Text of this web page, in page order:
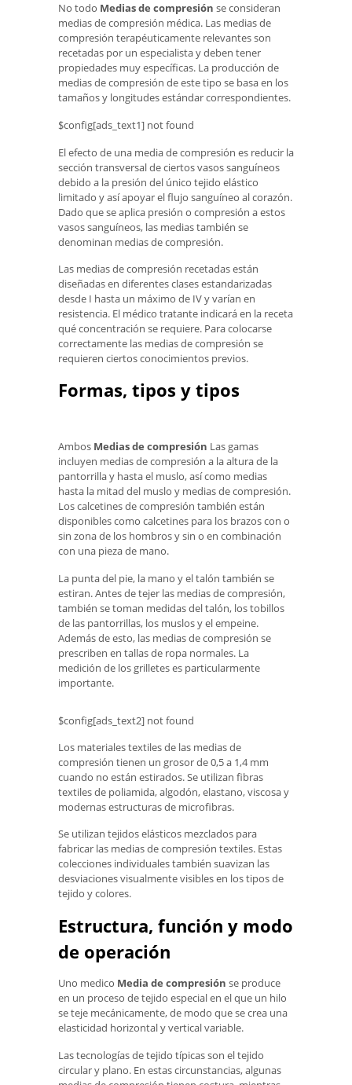
No todo Medias de compresión se consideran
medias de compresión médica. Las medias de
compresión terapéuticamente relevantes son
recetadas por un especialista y deben tener
propiedades muy específicas. La producción de
medias de compresión de este tipo se basa en los
tamaños y longitudes estándar correspondientes.
$config[ads_text1] not found
El efecto de una media de compresión es reducir la
sección transversal de ciertos vasos sanguíneos
debido a la presión del único tejido elástico
limitado y así apoyar el flujo sanguíneo al corazón.
Dado que se aplica presión o compresión a estos
vasos sanguíneos, las medias también se
denominan medias de compresión.
Las medias de compresión recetadas están
diseñadas en diferentes clases estandarizadas
desde I hasta un máximo de IV y varían en
resistencia. El médico tratante indicará en la receta
qué concentración se requiere. Para colocarse
correctamente las medias de compresión se
requieren ciertos conocimientos previos.
Formas, tipos y tipos
Ambos Medias de compresión Las gamas
incluyen medias de compresión a la altura de la
pantorrilla y hasta el muslo, así como medias
hasta la mitad del muslo y medias de compresión.
Los calcetines de compresión también están
disponibles como calcetines para los brazos con o
sin zona de los hombros y sin o en combinación
con una pieza de mano.
La punta del pie, la mano y el talón también se
estiran. Antes de tejer las medias de compresión,
también se toman medidas del talón, los tobillos
de las pantorrillas, los muslos y el empeine.
Además de esto, las medias de compresión se
prescriben en tallas de ropa normales. La
medición de los grilletes es particularmente
importante.
$config[ads_text2] not found
Los materiales textiles de las medias de
compresión tienen un grosor de 0,5 a 1,4 mm
cuando no están estirados. Se utilizan fibras
textiles de poliamida, algodón, elastano, viscosa y
modernas estructuras de microfibras.
Se utilizan tejidos elásticos mezclados para
fabricar las medias de compresión textiles. Estas
colecciones individuales también suavizan las
desviaciones visualmente visibles en los tipos de
tejido y colores.
Estructura, función y modo
de operación
Uno medico Media de compresión se produce
en un proceso de tejido especial en el que un hilo
se teje mecánicamente, de modo que se crea una
elasticidad horizontal y vertical variable.
Las tecnologías de tejido típicas son el tejido
circular y plano. En estas circunstancias, algunas